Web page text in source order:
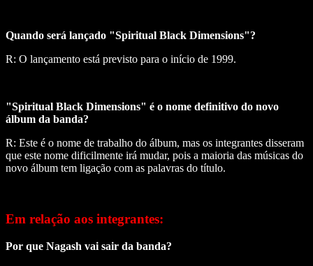
Quando será lançado "Spiritual Black Dimensions"?
R: O lançamento está previsto para o início de 1999.
"Spiritual Black Dimensions" é o nome definitivo do novo
álbum da banda?
R: Este é o nome de trabalho do álbum, mas os integrantes disseram
que este nome dificilmente irá mudar, pois a maioria das músicas do
novo álbum tem ligação com as palavras do título.
Em relação aos integrantes:
Por que Nagash vai sair da banda?